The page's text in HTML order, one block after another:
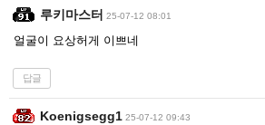
루키마스터 25-07-12 08:01
얼굴이 요상허게 이쁘네
답글
Koenigsegg1 25-07-12 09:43